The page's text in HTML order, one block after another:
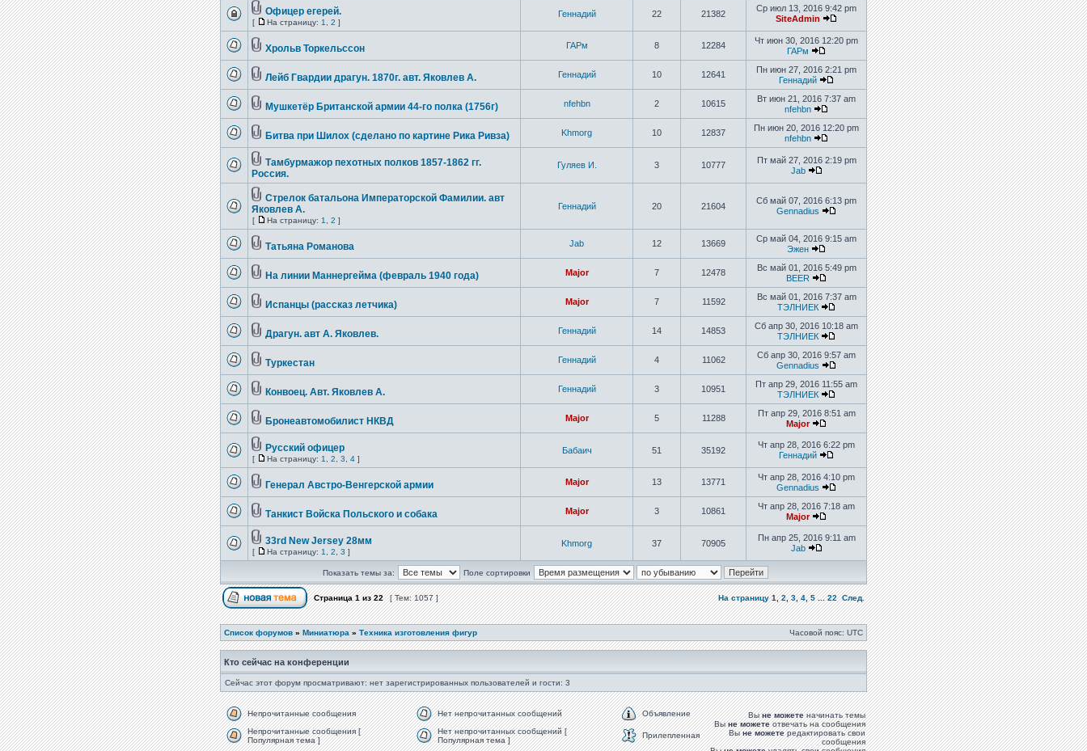
Офицер егерей.
[ На страницу: 1 2 ]
Геннадий 22 21382
Ср июл 13, 2016 9:42 pm
SiteAdmin
Хрольв Торкельссон ГАРм 8 12284
Чт июн 30, 2016 12:20 pm
ГАРм
Лейб Гвардии драгун. 1870г. авт. Яковлев А. Геннадий 10 12641
Пн июн 27, 2016 2:21 pm
Геннадий
Мушкетёр Британской армии 44-го полка (1756г) nfehbn 2 10615
Вт июн 21, 2016 7:37 am
nfehbn
Битва при Шилох (сделано по картине Рика Ривза) Khmorg 10 12837
Пн июн 20, 2016 12:20 pm
nfehbn
Тамбурмажор пехотных полков 1857-1862 гг.
Россия.
Гуляев И. 3 10777
Пт май 27, 2016 2:19 pm
Jab
Стрелок батальона Императорской Фамилии. авт
Яковлев А.
[ На страницу: 1 2 ]
Геннадий 20 21604
Сб май 07, 2016 6:13 pm
Gennadius
Татьяна Романова Jab 12 13669
Ср май 04, 2016 9:15 am
Эжен
На линии Маннергейма (февраль 1940 года) Major 7 12478
Вс май 01, 2016 5:49 pm
BEER
Испанцы (рассказ летчика) Major 7 11592
Вс май 01, 2016 7:37 am
ТЭЛНИЕК
Драгун. авт А. Яковлев. Геннадий 14 14853
Сб апр 30, 2016 10:18 am
ТЭЛНИЕК
Туркестан Геннадий 4 11062
Сб апр 30, 2016 9:57 am
Gennadius
Конвоец. Авт. Яковлев А. Геннадий 3 10951
Пт апр 29, 2016 11:55 am
ТЭЛНИЕК
Бронеавтомобилист НКВД Major 5 11288
Пт апр 29, 2016 8:51 am
Major
Русский офицер
[ На страницу: 1 2 3 4 ]
Бабаич 51 35192
Чт апр 28, 2016 6:22 pm
Геннадий
Генерал Австро-Венгерской армии Major 13 13771
Чт апр 28, 2016 4:10 pm
Gennadius
Танкист Войска Польского и собака Major 3 10861
Чт апр 28, 2016 7:18 am
Major
33rd New Jersey 28мм
[ На страницу: 1 2 3 ]
Khmorg 37 70905
Пн апр 25, 2016 9:11 am
Jab
Показать темы за: Поле сортировки
Страница1из22 [ Тем: 1057 ] На страницу 1,2,3,4,5...22 След.
Список форумов » Миниатюра » Техника изготовления фигур Часовой пояс: UTC
Кто сейчас на конференции
Сейчас этот форум просматривают: нет зарегистрированных пользователей и гости: 3
Непрочитанные сообщения Нет непрочитанных сообщений
Объявление
Непрочитанные сообщения [
Популярная тема ]
Нет непрочитанных сообщений [
Популярная тема ]
Прилепленная
Выне можетеначинать темы
Выне можетеотвечать на сообщения
Выне можетередактировать свои
сообщения